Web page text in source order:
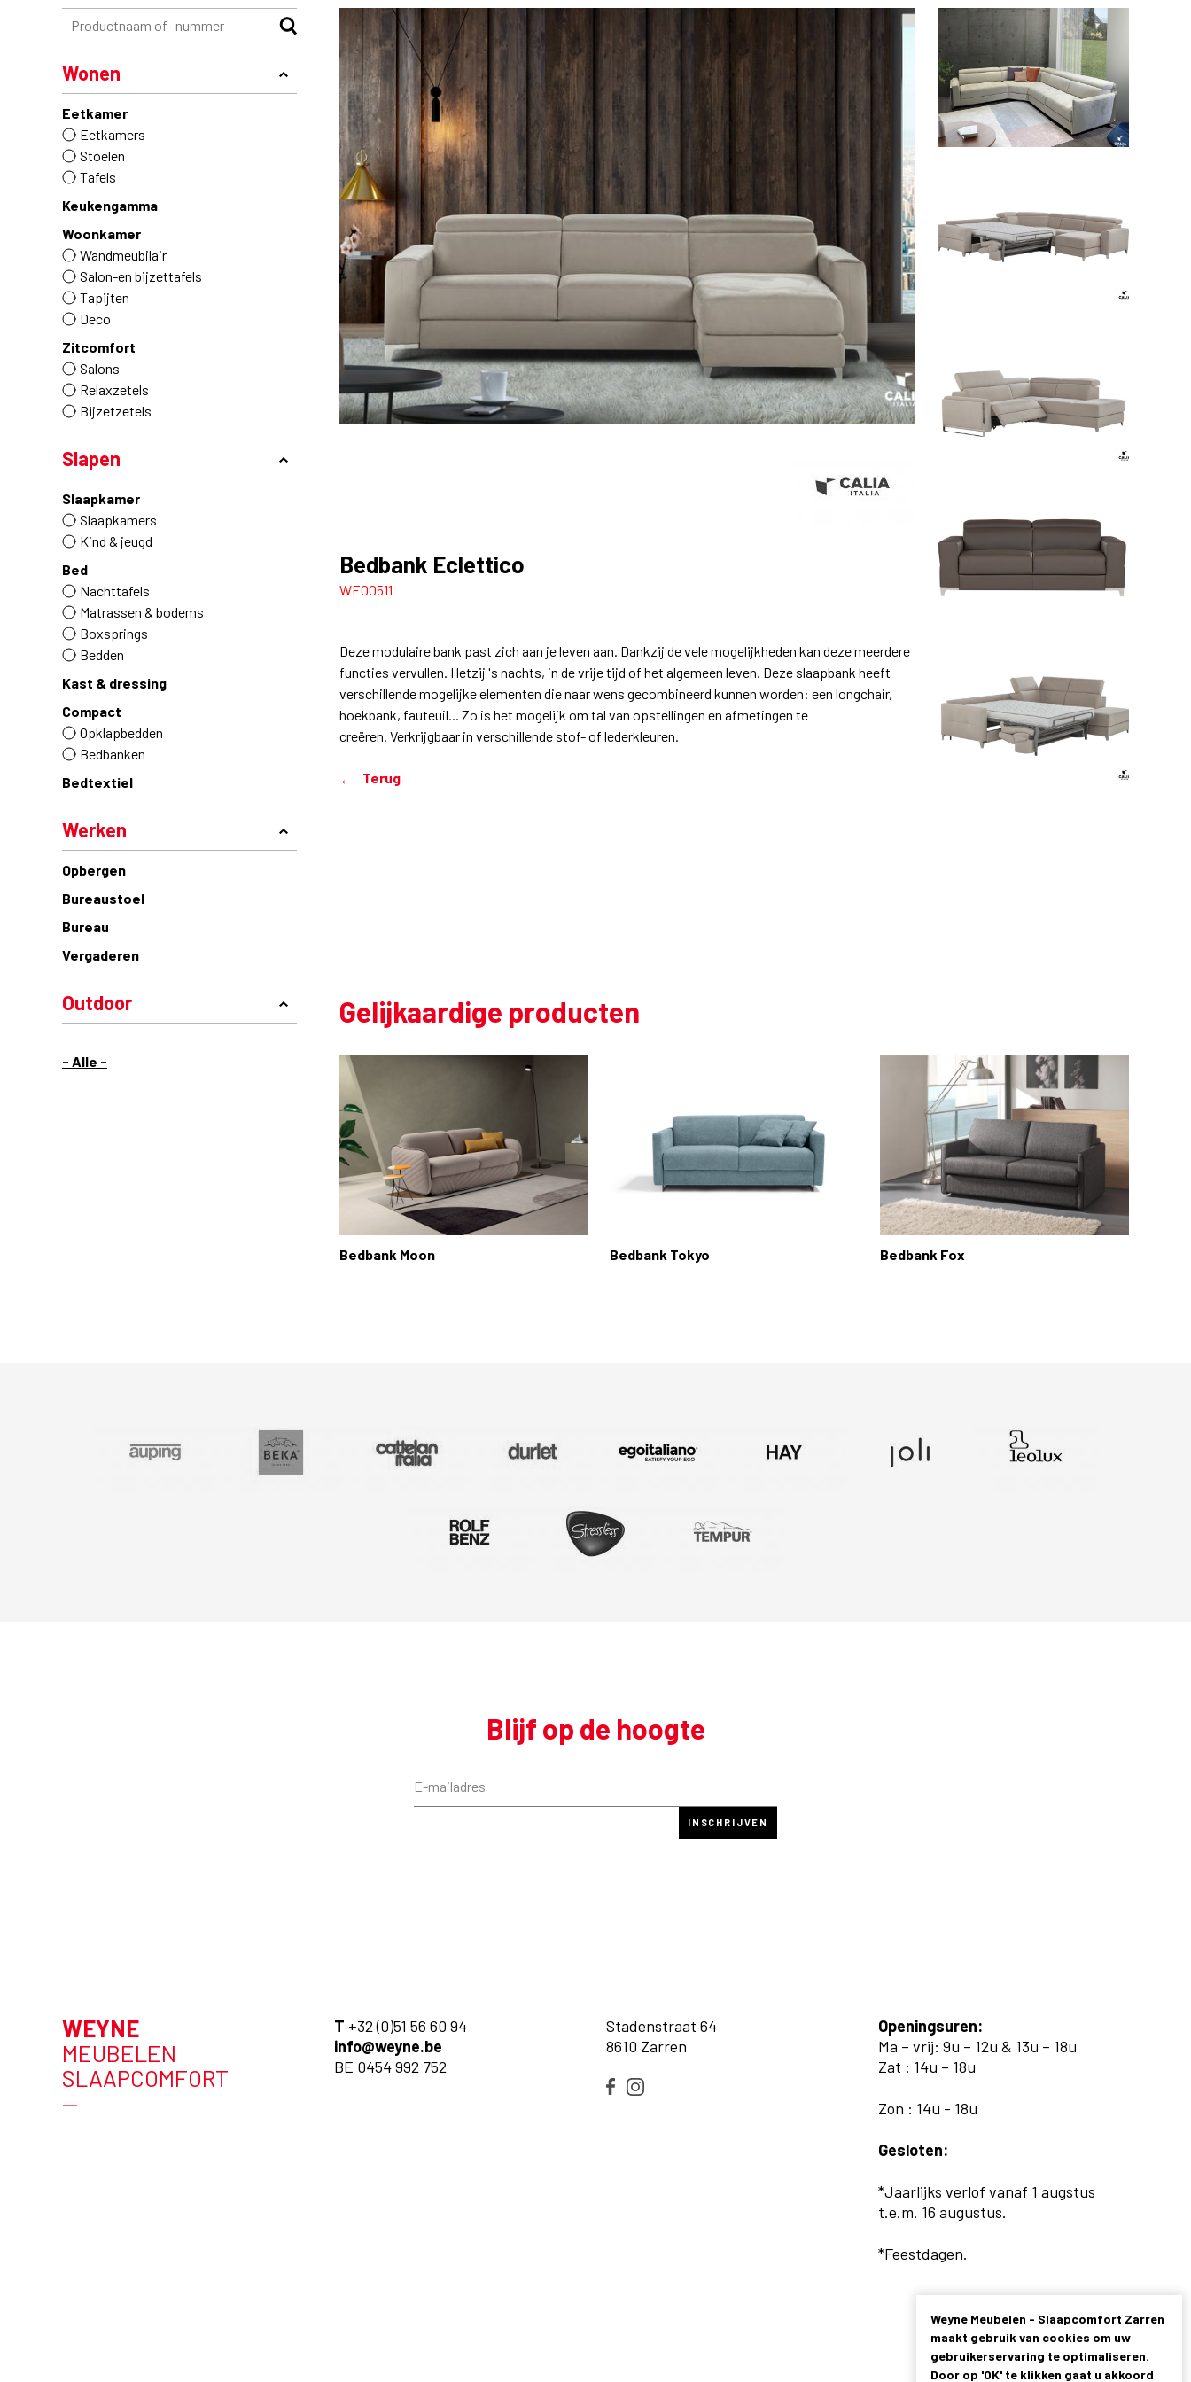
- Alle -
Wonen
Eetkamer
Eetkamers
Stoelen
Tafels
Keukengamma
Woonkamer
Wandmeubilair
Salon-en bijzettafels
Tapijten
Deco
Zitcomfort
Salons
Relaxzetels
Bijzetzetels
Slapen
Slaapkamer
Slaapkamers
Kind & jeugd
Bed
Nachttafels
Matrassen & bodems
Boxsprings
Bedden
Kast & dressing
Compact
Opklapbedden
Bedbanken
Bedtextiel
Werken
Opbergen
Bureaustoel
Bureau
Vergaderen
Outdoor
Bedbank Eclettico
WE00511
Deze modulaire bank past zich aan je leven aan. Dankzij de vele mogelijkheden kan deze meerdere
functies vervullen. Hetzij 's nachts, in de vrije tijd of het algemeen leven. Deze slaapbank heeft
verschillende mogelijke elementen die naar wens gecombineerd kunnen worden: een longchair,
hoekbank, fauteuil... Zo is het mogelijk om tal van opstellingen en afmetingen te
creëren. Verkrijgbaar in verschillende stof- of lederkleuren.
Terug
Gelijkaardige producten
Bedbank Moon Bedbank Tokyo Bedbank Fox
Blijf op de hoogte
WEYNE
MEUBELEN
SLAAPCOMFORT
—
T +32 (0)51 56 60 94
info@weyne.be
BE 0454 992 752
Stadenstraat 64
8610 Zarren
Openingsuren:
Ma – vrij: 9u – 12u & 13u – 18u
Zat : 14u – 18u
Zon : 14u - 18u
Gesloten:
*Jaarlijks verlof vanaf 1 augstus
t.e.m. 16 augustus.
*Feestdagen.
Weyne Meubelen - Slaapcomfort Zarren
maakt gebruik van cookies om uw
gebruikerservaring te optimaliseren.
Door op 'OK' te klikken gaat u akkoord